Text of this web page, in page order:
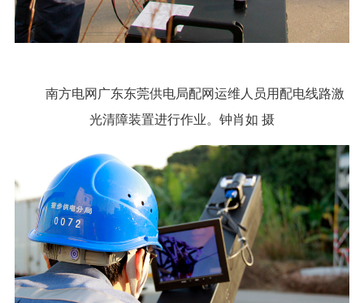
南方电网广东东莞供电局配网运维人员用配电线路激
光清障装置进行作业。钟肖如 摄